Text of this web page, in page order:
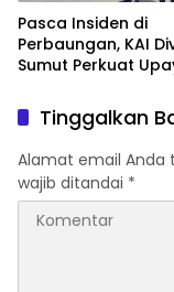
Pasca Insiden di
Perbaungan, KAI
Sumut Perkuat
Perlintasan
Tinggalkan
Alamat email Anda
wajib ditandai *